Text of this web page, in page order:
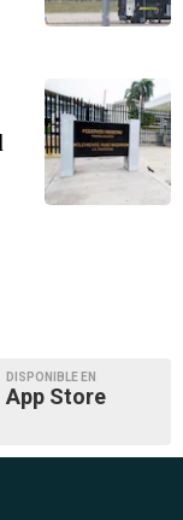
DISPONIBLE EN
App Store